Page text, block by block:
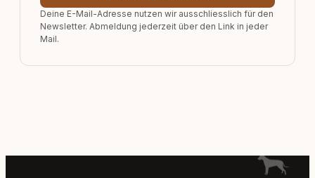
Deine E-Mail-Adresse nutzen wir ausschliesslich für den
Newsletter. Abmeldung jederzeit über den Link in jeder
Mail.